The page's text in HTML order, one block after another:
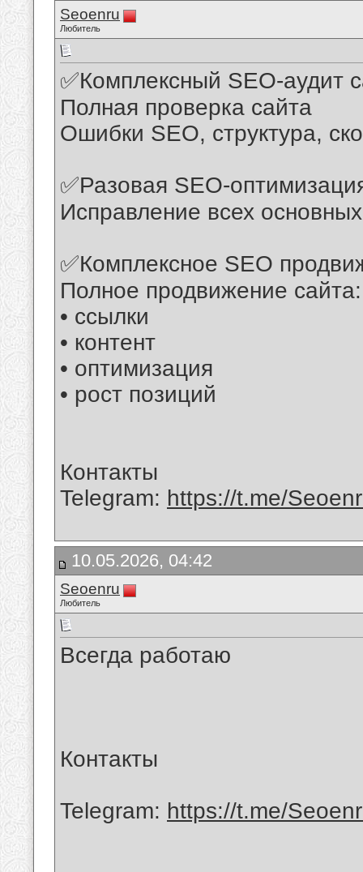
Seoenru
Любитель
✅Комплексный SEO-аудит
Полная проверка сайта
Ошибки SEO, структура,
✅Разовая SEO-
Исправление всех
✅Комплексное SEO
Полное продвижение сайта:
• ссылки
• контент
• оптимизация
• рост позиций
Контакты
Telegram: https://t.me/
10.05.2026, 04:42
Seoenru
Любитель
Всегда работаю
Контакты
Telegram: https://t.me/